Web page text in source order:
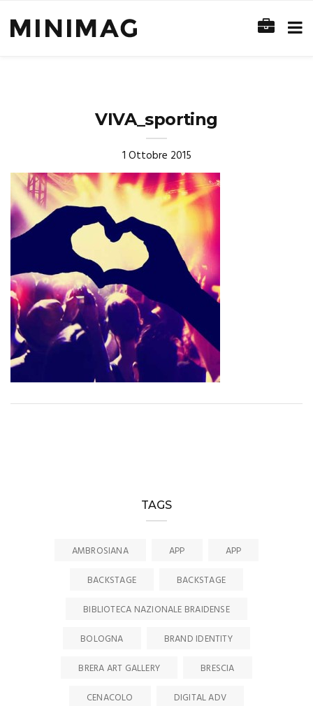
VIVA_sporting
1 Ottobre 2015
TAGS
AMBROSIANA APP
APP
BACKSTAGE
BACKSTAGE
BIBLIOTECA NAZIONALE BRAIDENSE
BOLOGNA
BRAND IDENTITY
BRERA ART GALLERY
BRESCIA
CENACOLO
DIGITAL ADV